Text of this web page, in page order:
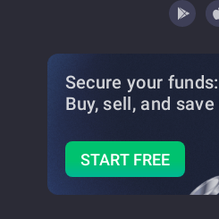
Secure your funds:
Buy, sell, and save
START FREE